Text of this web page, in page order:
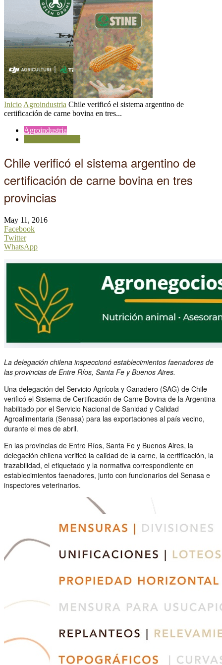
Inicio Agroindustria Chile verificó el sistema argentino de
certificación de carne bovina en tres...
Agroindustria
Chile verificó el sistema argentino de
certificación de carne bovina en tres
provincias
May 11, 2016
Facebook
Twitter
WhatsApp
La delegación chilena inspeccionó establecimientos faenadores de
las provincias de Entre Ríos, Santa Fe y Buenos Aires.
Una delegación del Servicio Agrícola y Ganadero (SAG) de Chile
verificó el Sistema de Certificación de Carne Bovina de la Argentina
habilitado por el Servicio Nacional de Sanidad y Calidad
Agroalimentaria (Senasa) para las exportaciones al país vecino,
durante el mes de abril.
En las provincias de Entre Ríos, Santa Fe y Buenos Aires, la
delegación chilena verificó la calidad de la carne, la certificación, la
trazabilidad, el etiquetado y la normativa correspondiente en
establecimientos faenadores, junto con funcionarios del Senasa e
inspectores veterinarios.